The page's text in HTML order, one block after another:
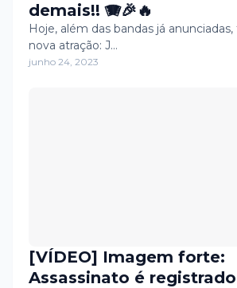
demais!! 🪗🎉🔥
Hoje, além das bandas já
nova atração: J…
junho 24, 2023
[VÍDEO] Imagem forte:
Assassinato é